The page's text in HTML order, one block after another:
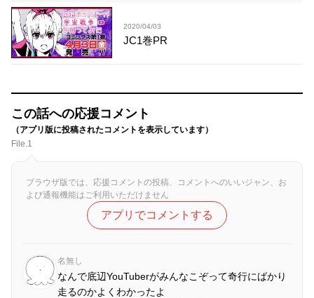
2020/04/03
JC1巻PR
この話への応援コメント
（アプリ版に投稿されたコメントを表示しています）
File.1
ブラウザ版では、応援コメントの投稿、コメントへのいいジャン、お
よび通報機能はご利用いただけません
アプリでコメントする
名無し
なんで底辺YouTuberがみんなこぞって奇行にばかり
走るのかよくわかったよ